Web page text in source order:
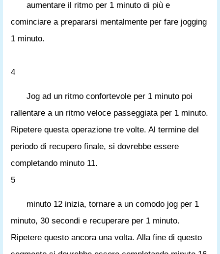
aumentare il ritmo per 1 minuto di più e
cominciare a prepararsi mentalmente per fare jogging
1 minuto.
4
Jog ad un ritmo confortevole per 1 minuto poi
rallentare a un ritmo veloce passeggiata per 1 minuto.
Ripetere questa operazione tre volte. Al termine del
periodo di recupero finale, si dovrebbe essere
completando minuto 11.
5
minuto 12 inizia, tornare a un comodo jog per 1
minuto, 30 secondi e recuperare per 1 minuto.
Ripetere questo ancora una volta. Alla fine di questo